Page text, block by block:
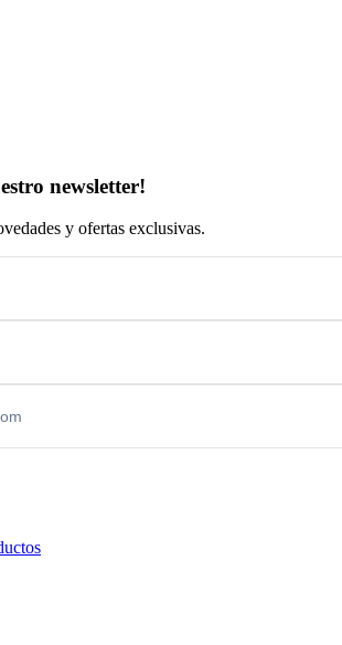
newsletter!
y ofertas exclusivas.